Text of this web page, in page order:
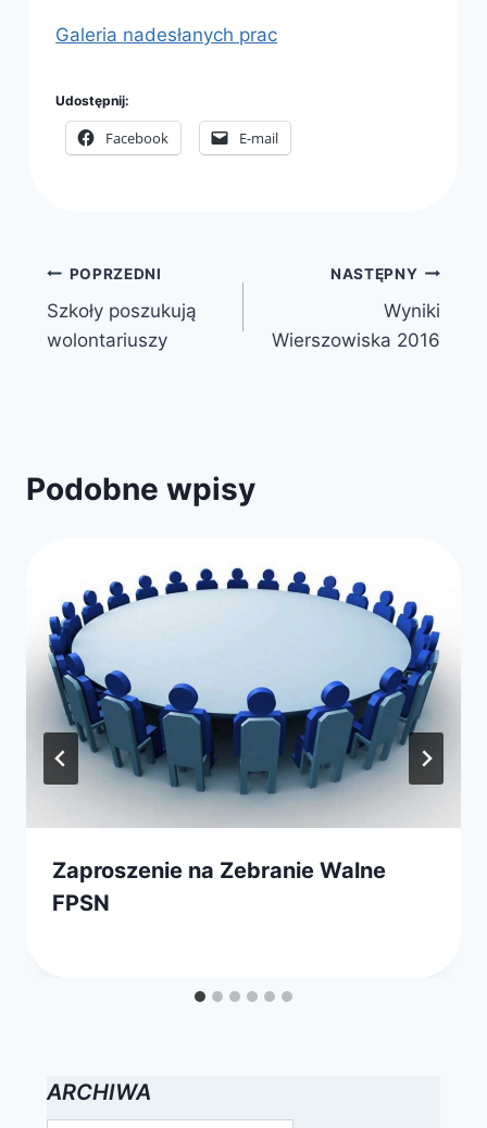
Galeria nadesłanych prac
Udostępnij:
Facebook E-mail
Nawigacja
wpisu
POPRZEDNI
Szkoły poszukują
wolontariuszy
NASTĘPNY
Wyniki
Wierszowiska 2016
Podobne wpisy
Zaproszenie na Zebranie Walne
FPSN
ARCHIWA